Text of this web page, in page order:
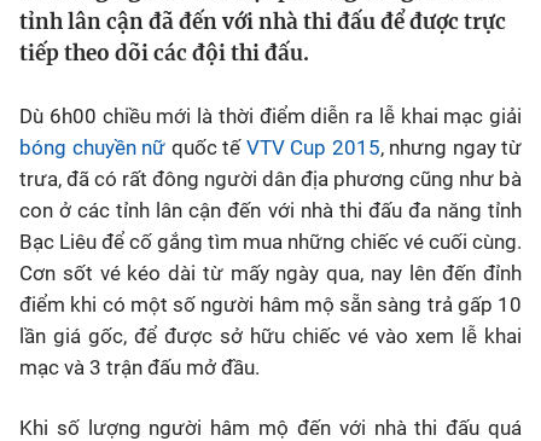
Sự kiện
Bóng đá
Thể thao Điện tử
Các môn khác
VIDEO
tỉnh lân cận đã đến với nhà thi đấu để được trực
tiếp theo dõi các đội thi đấu.
Dù 6h00 chiều mới là thời điểm diễn ra lễ khai mạc giải
bóng chuyền nữ quốc tế VTV Cup 2015, nhưng ngay từ
trưa, đã có rất đông người dân địa phương cũng như bà
con ở các tỉnh lân cận đến với nhà thi đấu đa năng tỉnh
Bạc Liêu để cố gắng tìm mua những chiếc vé cuối cùng.
Cơn sốt vé kéo dài từ mấy ngày qua, nay lên đến đỉnh
điểm khi có một số người hâm mộ sẵn sàng trả gấp 10
lần giá gốc, để được sở hữu chiếc vé vào xem lễ khai
mạc và 3 trận đấu mở đầu.
Khi số lượng người hâm mộ đến với nhà thi đấu quá